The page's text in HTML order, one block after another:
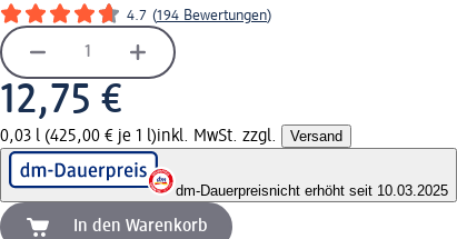
4.7 (194 Bewertungen)
12,75 €
0,03 l (425,00 € je 1 l)inkl. MwSt. zzgl. Versand
dm-Dauerpreisnicht erhöht seit 10.03.2025
In den Warenkorb